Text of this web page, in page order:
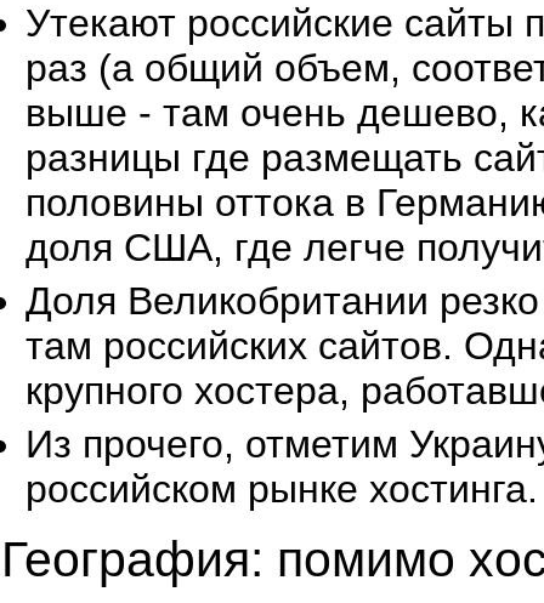
Утекают российские сайты
раз (а общий объем,
выше - там очень дешево,
разницы где размещать
половины оттока в
доля США, где легче
Доля Великобритании
там российских сайтов.
крупного хостера,
Из прочего, отметим
российском рынке хостинга.
География: помимо